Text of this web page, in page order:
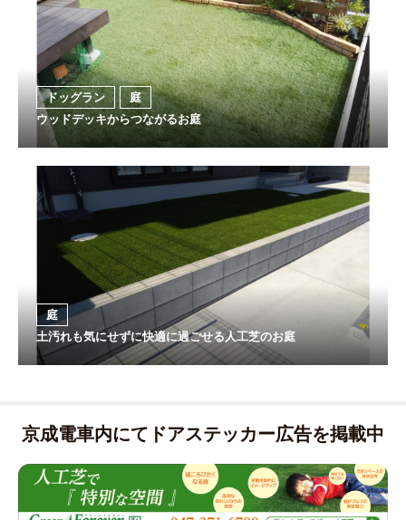
ドッグラン
庭
ウッドデッキからつながるお庭
庭
土汚れも気にせずに快適に過ごせる人工芝のお庭
京成電車内にてドアステッカー広告を掲載中